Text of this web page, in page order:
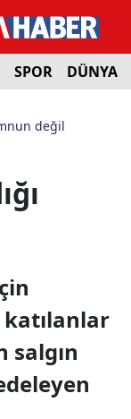
SPOR DÜNYA
değil
katılanlar
salgın